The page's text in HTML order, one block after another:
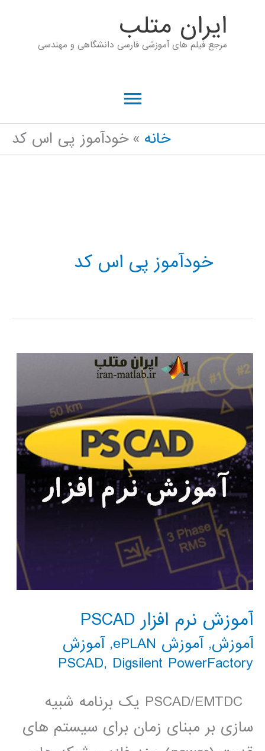
ايران متلب
مرجع فیلم های آموزشی فارسی دانشگاهی و مهندسی
فهرست
اصلی خانه خودآموز پی اس کد
خودآموز پی اس کد
آموزش نرم افزار PSCAD
آموزش,آموزش ePLAN ,آموزش
PSCAD, Digsilent PowerFactory
PSCAD/EMTDC یک برنامه شبیه
سازی بر مبنای زمان برای سیستم های